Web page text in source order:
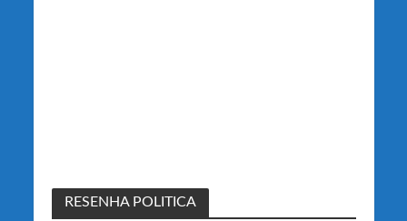
RESENHA POLITICA